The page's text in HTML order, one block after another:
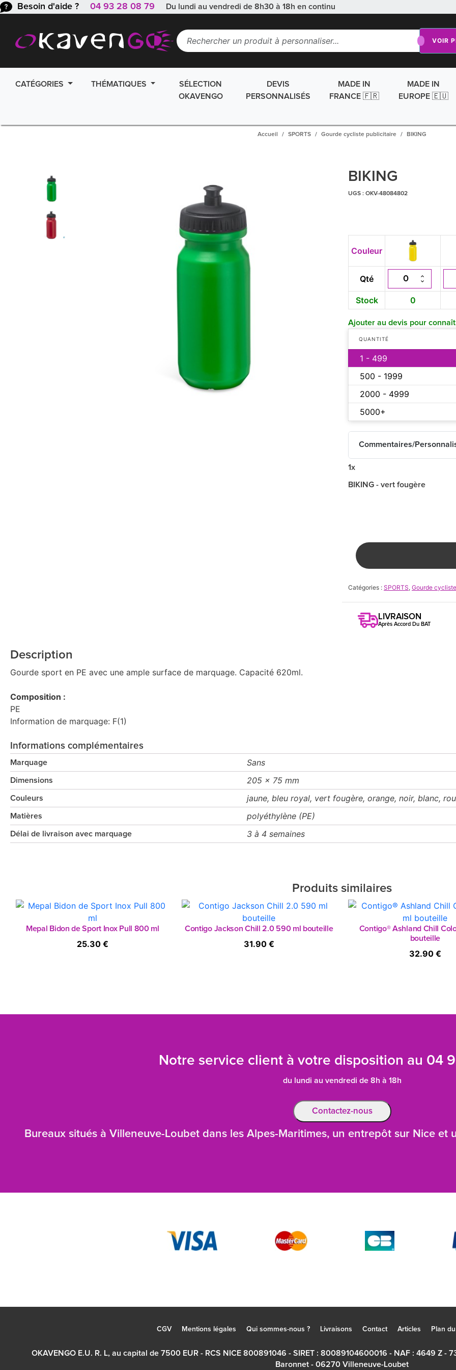
Besoin d'aide ? 04 93 28 08 79 Du lundi au vendredi de 8h30 à 18h en continu
VOIR
CATÉGORIES THÉMATIQUES
SÉLECTION
OKAVENGO
DEVIS
PERSONNALISÉS
MADE IN
FRANCE 🇫🇷
MADE IN
EUROPE 🇪🇺
Accueil SPORTS Gourde cycliste publicitaire BIKING
BIKING
UGS : OKV-48084802
Couleur
Qté
Stock 0
Ajouter au devis pour
QUANTITÉ
1 - 499
500 - 1999
2000 - 4999
5000+
Commentaires/
1x
BIKING - vert fougère
Catégories : SPORTS, Gourde
LIVRAISON
Après Accord Du BAT
Description
Gourde sport en PE avec une ample surface de marquage. Capacité 620ml.
Composition :
PE
Information de marquage: F(1)
Informations complémentaires
Marquage Sans
Dimensions 205 x 75 mm
Couleurs jaune, bleu royal, vert fougère, orange, noir, blanc,
Matières polyéthylène (PE)
Délai de livraison avec marquage 3 à 4 semaines
Produits similaires
Mepal Bidon de Sport Inox Pull 800 ml
25.30 €
Contigo Jackson Chill 2.0 590 ml bouteille
31.90 €
Contigo® Ashland Chill
bouteille
32.90 €
Notre service client à votre disposition au 04
du lundi au vendredi de 8h à 18h
Contactez-nous
Bureaux situés à Villeneuve-Loubet dans les Alpes-Maritimes, un entrepôt sur Nice
CGV Mentions légales Qui sommes-nous ? Livraisons Contact Articles Plan
OKAVENGO E.U. R. L, au capital de 7500 EUR - RCS NICE 800891046 - SIRET : 80089104600016 - NAF : 4649 Z -
Baronnet - 06270 Villeneuve-Loubet